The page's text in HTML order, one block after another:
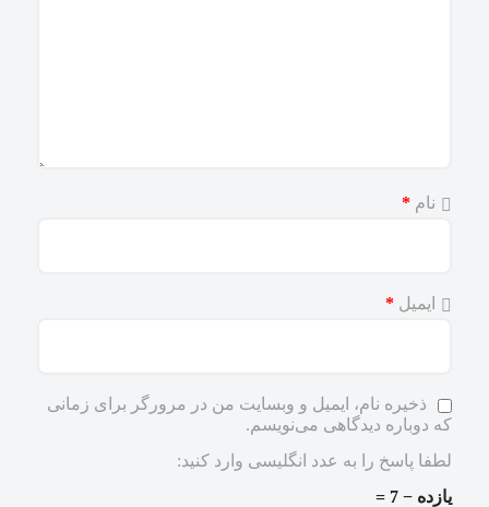
نام *
ایمیل *
ذخیره نام، ایمیل و وبسایت من در مرورگر برای زمانی
که دوباره دیدگاهی می‌نویسم.
لطفا پاسخ را به عدد انگلیسی وارد کنید:
یازده − 7 =